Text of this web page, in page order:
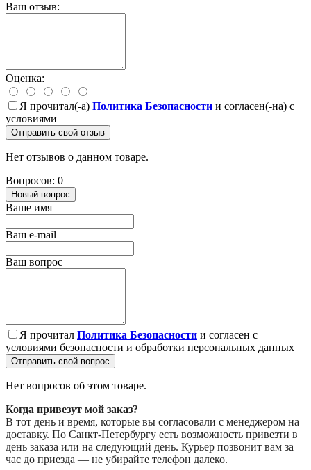
Ваш отзыв:
Оценка:
Я прочитал(-а) Политика Безопасности и согласен(-на) с
условиями
Отправить свой отзыв
Нет отзывов о данном товаре.
Вопросов: 0
Новый вопрос
Ваше имя
Ваш e-mail
Ваш вопрос
Я прочитал Политика Безопасности и согласен с
условиями безопасности и обработки персональных данных
Отправить свой вопрос
Нет вопросов об этом товаре.
Когда привезут мой заказ?
В тот день и время, которые вы согласовали с менеджером на
доставку. По Санкт-Петербургу есть возможность привезти в
день заказа или на следующий день. Курьер позвонит вам за
час до приезда — не убирайте телефон далеко.